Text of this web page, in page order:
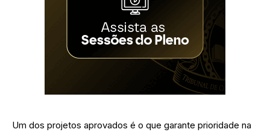
Um dos projetos aprovados é o que garante prioridade na